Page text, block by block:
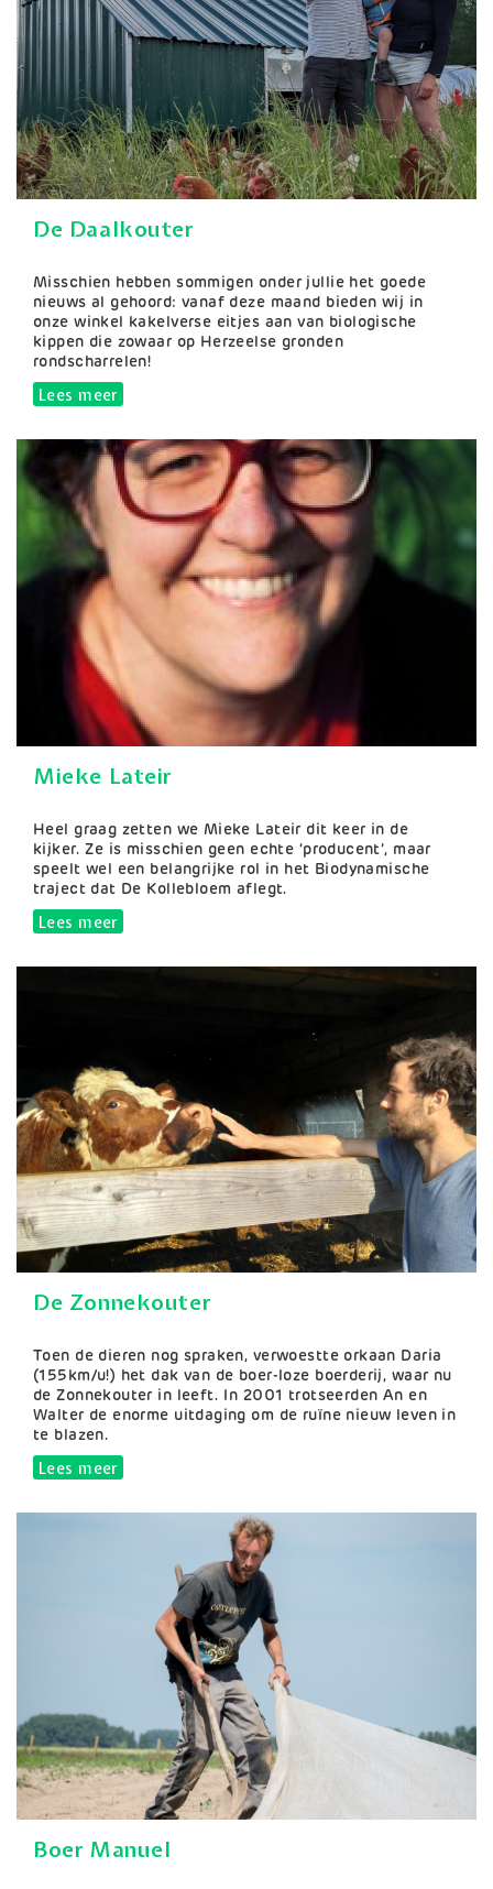
De Daalkouter
Samenvatting
Misschien hebben sommigen onder jullie het goede
nieuws al gehoord: vanaf deze maand bieden wij in
onze winkel kakelverse eitjes aan van biologische
kippen die zowaar op Herzeelse gronden
rondscharrelen!
Lees meerover De Daalkouter
Mieke Lateir
Samenvatting
Heel graag zetten we Mieke Lateir dit keer in de
kijker. Ze is misschien geen echte ‘producent’, maar
speelt wel een belangrijke rol in het Biodynamische
traject dat De Kollebloem aflegt.
Lees meerover Mieke Lateir
De Zonnekouter
Samenvatting
Toen de dieren nog spraken, verwoestte orkaan Daria
(155km/u!) het dak van de boer-loze boerderij, waar nu
de Zonnekouter in leeft. In 2001 trotseerden An en
Walter de enorme uitdaging om de ruïne nieuw leven in
te blazen.
Lees meerover De Zonnekouter
Boer Manuel